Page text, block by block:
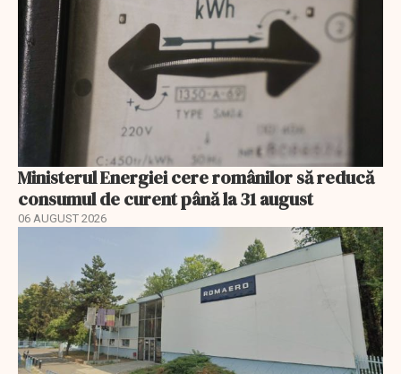
Ministerul Energiei cere românilor să reducă
consumul de curent până la 31 august
06 AUGUST 2026